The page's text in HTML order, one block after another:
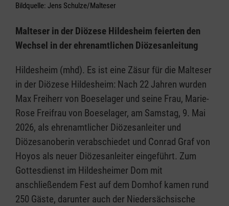
Bildquelle: Jens Schulze/Malteser
Malteser in der Diözese Hildesheim feierten den
Wechsel in der ehrenamtlichen Diözesanleitung
Hildesheim (mhd). Es ist eine Zäsur für die Malteser
in der Diözese Hildesheim: Nach 22 Jahren wurden
Max Freiherr von Boeselager und seine Frau, Marie-
Rose Freifrau von Boeselager, am Samstag, 9. Mai
2026, als ehrenamtlicher Diözesanleiter und
Diözesanoberin verabschiedet und Conrad Graf von
Hoyos als neuer Diözesanleiter eingeführt. Zum
Gottesdienst im Hildesheimer Dom mit
anschließendem Fest auf dem Domhof kamen rund
250 Gäste, darunter auch der Niedersächsische